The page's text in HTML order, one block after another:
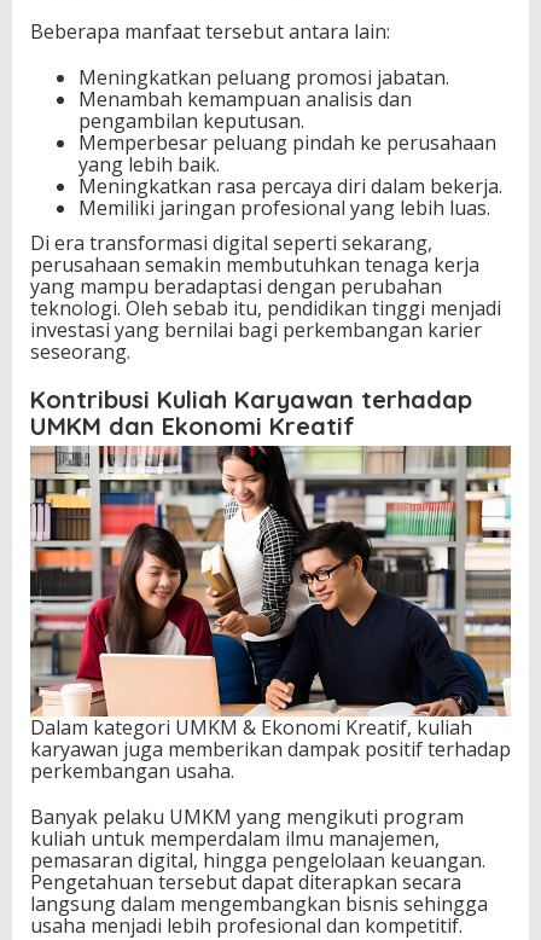
Beberapa manfaat tersebut antara lain:
Meningkatkan peluang promosi jabatan.
Menambah kemampuan analisis dan
pengambilan keputusan.
Memperbesar peluang pindah ke perusahaan
yang lebih baik.
Meningkatkan rasa percaya diri dalam bekerja.
Memiliki jaringan profesional yang lebih luas.
Di era transformasi digital seperti sekarang,
perusahaan semakin membutuhkan tenaga kerja
yang mampu beradaptasi dengan perubahan
teknologi. Oleh sebab itu, pendidikan tinggi menjadi
investasi yang bernilai bagi perkembangan karier
seseorang.
Kontribusi Kuliah Karyawan terhadap
UMKM dan Ekonomi Kreatif
Dalam kategori UMKM & Ekonomi Kreatif, kuliah
karyawan juga memberikan dampak positif terhadap
perkembangan usaha.
Banyak pelaku UMKM yang mengikuti program
kuliah untuk memperdalam ilmu manajemen,
pemasaran digital, hingga pengelolaan keuangan.
Pengetahuan tersebut dapat diterapkan secara
langsung dalam mengembangkan bisnis sehingga
usaha menjadi lebih profesional dan kompetitif.